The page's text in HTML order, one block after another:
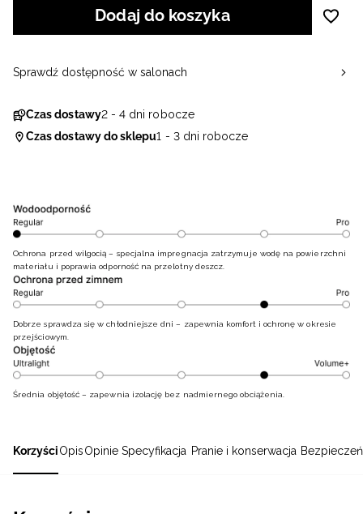
KorzyściOpisOpinie Specyfikacja Pranie i konserwacja
Dodaj do koszyka
Czas dostawy2 - 4 dni robocze
Czas dostawy do sklepu1 - 3 dni robocze
Sprawdź dostępność w salonach
Ochrona przed wilgocią – specjalna impregnacja zatrzymuje wodę na powierzchni
materiału i poprawia odporność na przelotny deszcz.
Dobrze sprawdza się w chłodniejsze dni – zapewnia komfort i ochronę w okresie
przejściowym.
Średnia objętość – zapewnia izolację bez nadmiernego obciążenia.